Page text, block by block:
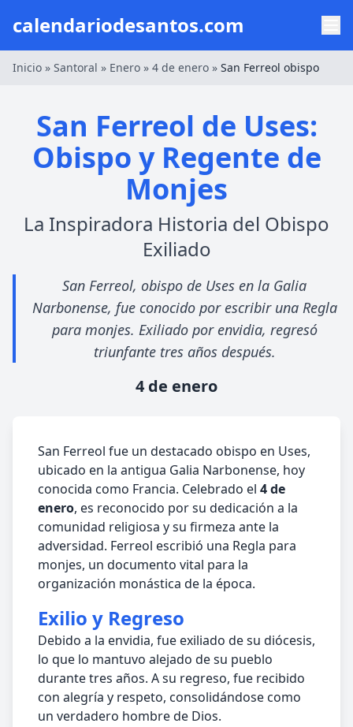
calendariodesantos.com
Inicio » Santoral » Enero » 4 de enero » San Ferreol obispo
San Ferreol de Uses:
Obispo y Regente de
Monjes
La Inspiradora Historia del Obispo
Exiliado
San Ferreol, obispo de Uses en la Galia
Narbonense, fue conocido por escribir una Regla
para monjes. Exiliado por envidia, regresó
triunfante tres años después.
4 de enero
San Ferreol fue un destacado obispo en Uses,
ubicado en la antigua Galia Narbonense, hoy
conocida como Francia. Celebrado el 4 de
enero, es reconocido por su dedicación a la
comunidad religiosa y su firmeza ante la
adversidad. Ferreol escribió una Regla para
monjes, un documento vital para la
organización monástica de la época.
Exilio y Regreso
Debido a la envidia, fue exiliado de su diócesis,
lo que lo mantuvo alejado de su pueblo
durante tres años. A su regreso, fue recibido
con alegría y respeto, consolidándose como
un verdadero hombre de Dios.